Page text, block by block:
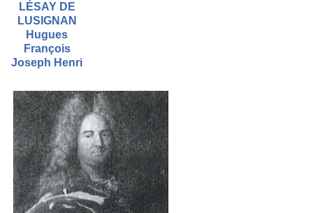
LÉSAY DE
LUSIGNAN
Hugues
François
Joseph Henri